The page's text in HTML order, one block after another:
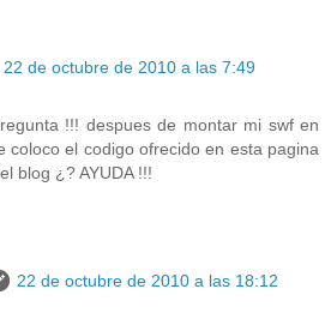
22 de octubre de 2010 a las 7:49
!!! despues de montar mi swf en
coloco el codigo ofrecido en esta pagina
blog ¿? AYUDA !!!
22 de octubre de 2010 a las 18:12